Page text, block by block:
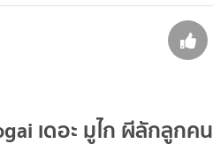
เดอะ มูไก ผีลักลูกคน